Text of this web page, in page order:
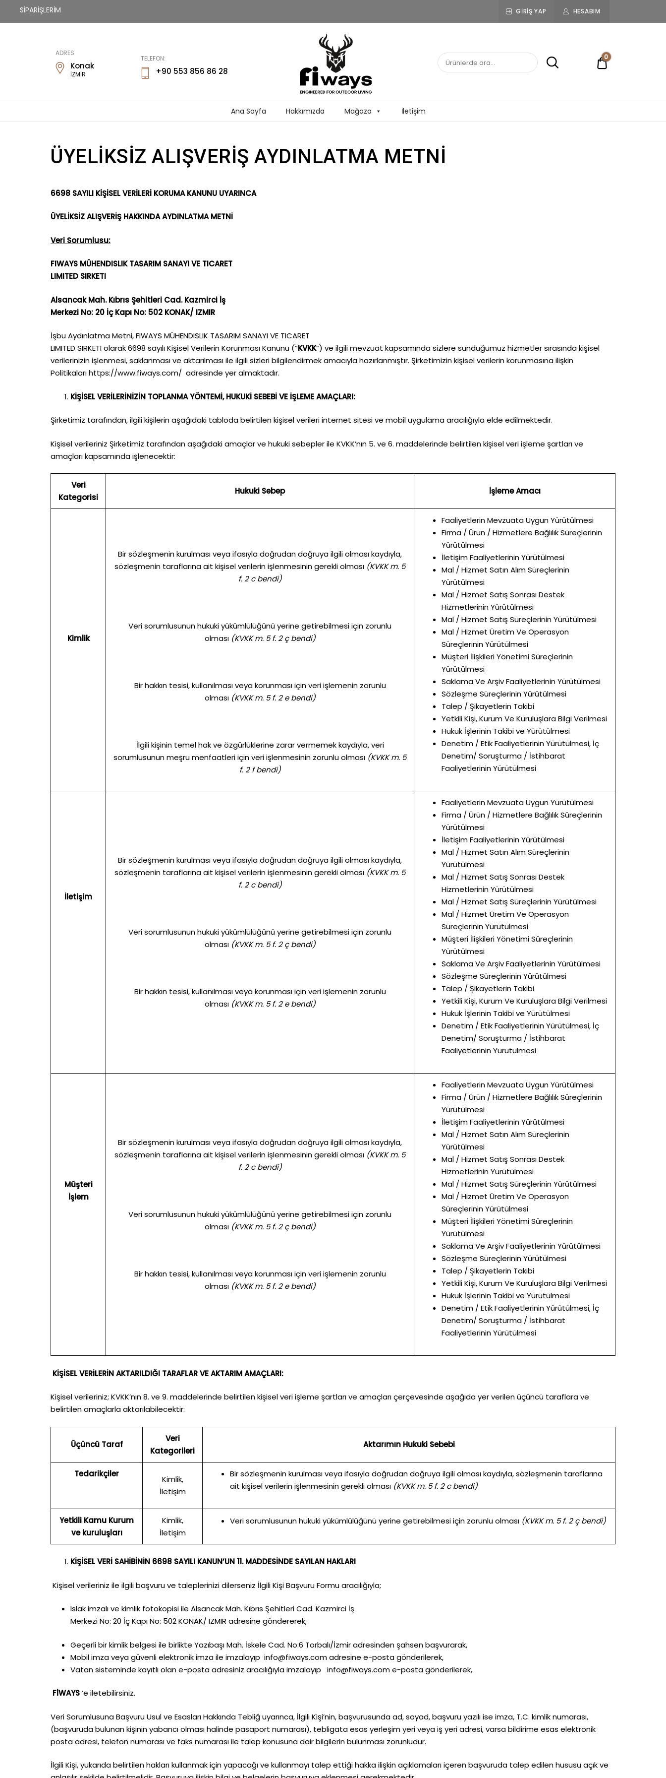
SİPARİŞLERİM GIRIŞ YAP HESABIM
ADRES
Konak
İZMİR
TELEFON:
+90 553 856 86 28
0,00 ₺
0
Ana Sayfa Hakkımızda Mağaza İletişim
ÜYELİKSİZ ALIŞVERİŞ AYDINLATMA METNİ
6698 SAYILI KİŞİSEL VERİLERİ KORUMA KANUNU UYARINCA
ÜYELİKSİZ ALIŞVERİŞ HAKKINDA AYDINLATMA METNİ
Veri Sorumlusu:
FIWAYS MÜHENDISLIK TASARIM SANAYI VE TICARET
LIMITED SIRKETI
Alsancak Mah. Kıbrıs Şehitleri Cad. Kazmirci İş
Merkezi No: 20 İç Kapı No: 502 KONAK/ IZMIR
İşbu Aydınlatma Metni, FIWAYS MÜHENDISLIK TASARIM SANAYI VE TICARET
LIMITED SIRKETI olarak 6698 sayılı Kişisel Verilerin Korunması Kanunu (“KVKK”) ve ilgili mevzuat kapsamında sizlere sunduğumuz hizmetler sırasında kişisel
verilerinizin işlenmesi, saklanması ve aktarılması ile ilgili sizleri bilgilendirmek amacıyla hazırlanmıştır. Şirketimizin kişisel verilerin korunmasına ilişkin
Politikalarıhttps://www.fiways.com/ adresinde yer almaktadır.
KİŞİSEL VERİLERİNİZİN TOPLANMA YÖNTEMİ, HUKUKİ SEBEBİ VE İŞLEME AMAÇLARI:
Şirketimiz tarafından, ilgili kişilerin aşağıdaki tabloda belirtilen kişisel verileri internet sitesi ve mobil uygulama aracılığıyla elde edilmektedir.
Kişisel verileriniz Şirketimiz tarafından aşağıdaki amaçlar ve hukuki sebepler ile KVKK’nın 5. ve 6. maddelerinde belirtilen kişisel veri işleme şartları ve
amaçları kapsamında işlenecektir:
Veri
Kategorisi
Hukuki Sebep İşleme Amacı
Kimlik
Bir sözleşmenin kurulması veya ifasıyla doğrudan doğruya ilgili olması kaydıyla,
sözleşmenin taraflarına ait kişisel verilerin işlenmesinin gerekli olması (KVKK m. 5
f. 2 c bendi)
Veri sorumlusunun hukuki yükümlülüğünü yerine getirebilmesi için zorunlu
olması(KVKK m. 5 f. 2 ç bendi)
Bir hakkın tesisi, kullanılması veya korunması için veri işlemenin zorunlu
olması(KVKK m. 5 f. 2 e bendi)
İlgili kişinin temel hak ve özgürlüklerine zarar vermemek kaydıyla, veri
sorumlusunun meşru menfaatleri için veri işlenmesinin zorunlu olması (KVKK m. 5
f. 2 f bendi)
Faaliyetlerin Mevzuata Uygun Yürütülmesi
Firma / Ürün / Hizmetlere Bağlılık Süreçlerinin
Yürütülmesi
İletişim Faaliyetlerinin Yürütülmesi
Mal / Hizmet Satın Alım Süreçlerinin
Yürütülmesi
Mal / Hizmet Satış Sonrası Destek
Hizmetlerinin Yürütülmesi
Mal / Hizmet Satış Süreçlerinin Yürütülmesi
Mal / Hizmet Üretim Ve Operasyon
Süreçlerinin Yürütülmesi
Müşteri İlişkileri Yönetimi Süreçlerinin
Yürütülmesi
Saklama Ve Arşiv Faaliyetlerinin Yürütülmesi
Sözleşme Süreçlerinin Yürütülmesi
Talep / Şikayetlerin Takibi
Yetkili Kişi, Kurum Ve Kuruluşlara Bilgi Verilmesi
Hukuk İşlerinin Takibi ve Yürütülmesi
Denetim / Etik Faaliyetlerinin Yürütülmesi, İç
Denetim/ Soruşturma / İstihbarat
Faaliyetlerinin Yürütülmesi
İletişim
Bir sözleşmenin kurulması veya ifasıyla doğrudan doğruya ilgili olması kaydıyla,
sözleşmenin taraflarına ait kişisel verilerin işlenmesinin gerekli olması (KVKK m. 5
f. 2 c bendi)
Veri sorumlusunun hukuki yükümlülüğünü yerine getirebilmesi için zorunlu
olması(KVKK m. 5 f. 2 ç bendi)
Bir hakkın tesisi, kullanılması veya korunması için veri işlemenin zorunlu
olması(KVKK m. 5 f. 2 e bendi)
Faaliyetlerin Mevzuata Uygun Yürütülmesi
Firma / Ürün / Hizmetlere Bağlılık Süreçlerinin
Yürütülmesi
İletişim Faaliyetlerinin Yürütülmesi
Mal / Hizmet Satın Alım Süreçlerinin
Yürütülmesi
Mal / Hizmet Satış Sonrası Destek
Hizmetlerinin Yürütülmesi
Mal / Hizmet Satış Süreçlerinin Yürütülmesi
Mal / Hizmet Üretim Ve Operasyon
Süreçlerinin Yürütülmesi
Müşteri İlişkileri Yönetimi Süreçlerinin
Yürütülmesi
Saklama Ve Arşiv Faaliyetlerinin Yürütülmesi
Sözleşme Süreçlerinin Yürütülmesi
Talep / Şikayetlerin Takibi
Yetkili Kişi, Kurum Ve Kuruluşlara Bilgi Verilmesi
Hukuk İşlerinin Takibi ve Yürütülmesi
Denetim / Etik Faaliyetlerinin Yürütülmesi, İç
Denetim/ Soruşturma / İstihbarat
Faaliyetlerinin Yürütülmesi
Müşteri
İşlem
Bir sözleşmenin kurulması veya ifasıyla doğrudan doğruya ilgili olması kaydıyla,
sözleşmenin taraflarına ait kişisel verilerin işlenmesinin gerekli olması (KVKK m. 5
f. 2 c bendi)
Veri sorumlusunun hukuki yükümlülüğünü yerine getirebilmesi için zorunlu
olması(KVKK m. 5 f. 2 ç bendi)
Bir hakkın tesisi, kullanılması veya korunması için veri işlemenin zorunlu
olması(KVKK m. 5 f. 2 e bendi)
Faaliyetlerin Mevzuata Uygun Yürütülmesi
Firma / Ürün / Hizmetlere Bağlılık Süreçlerinin
Yürütülmesi
İletişim Faaliyetlerinin Yürütülmesi
Mal / Hizmet Satın Alım Süreçlerinin
Yürütülmesi
Mal / Hizmet Satış Sonrası Destek
Hizmetlerinin Yürütülmesi
Mal / Hizmet Satış Süreçlerinin Yürütülmesi
Mal / Hizmet Üretim Ve Operasyon
Süreçlerinin Yürütülmesi
Müşteri İlişkileri Yönetimi Süreçlerinin
Yürütülmesi
Saklama Ve Arşiv Faaliyetlerinin Yürütülmesi
Sözleşme Süreçlerinin Yürütülmesi
Talep / Şikayetlerin Takibi
Yetkili Kişi, Kurum Ve Kuruluşlara Bilgi Verilmesi
Hukuk İşlerinin Takibi ve Yürütülmesi
Denetim / Etik Faaliyetlerinin Yürütülmesi, İç
Denetim/ Soruşturma / İstihbarat
Faaliyetlerinin Yürütülmesi
KİŞİSEL VERİLERİN AKTARILDIĞI TARAFLAR VE AKTARIM AMAÇLARI:
Kişisel verileriniz; KVKK’nın 8. ve 9. maddelerinde belirtilen kişisel veri işleme şartları ve amaçları çerçevesinde aşağıda yer verilen üçüncü taraflara ve
belirtilen amaçlarla aktarılabilecektir:
Üçüncü Taraf
Veri
Kategorileri
Aktarımın Hukuki Sebebi
Tedarikçiler
Kimlik,
İletişim
Bir sözleşmenin kurulması veya ifasıyla doğrudan doğruya ilgili olması kaydıyla, sözleşmenin taraflarına
ait kişisel verilerin işlenmesinin gerekli olması (KVKK m. 5 f. 2 c bendi)
Yetkili Kamu Kurum
ve kuruluşları
Kimlik,
İletişim
Veri sorumlusunun hukuki yükümlülüğünü yerine getirebilmesi için zorunlu olması (KVKK m. 5 f. 2 ç bendi)
KİŞİSEL VERİ SAHİBİNİN 6698 SAYILI KANUN’UN 11. MADDESİNDE SAYILAN HAKLARI
Kişisel verileriniz ile ilgili başvuru ve taleplerinizi dilerseniz İlgili Kişi Başvuru Formu aracılığıyla;
Islak imzalı ve kimlik fotokopisi ile Alsancak Mah. Kıbrıs Şehitleri Cad. Kazmirci İş
Merkezi No: 20 İç Kapı No: 502 KONAK/ IZMIR adresine göndererek,
Geçerli bir kimlik belgesi ile birlikte Yazıbaşı Mah. İskele Cad. No:6 Torbalı/İzmir adresinden şahsen başvurarak,
Mobil imza veya güvenli elektronik imza ile imzalayıp info@fiways.comadresine e-posta gönderilerek,
Vatan sisteminde kayıtlı olan e-posta adresiniz aracılığıyla imzalayıp info@fiways.come-posta gönderilerek,
FİWAYS’e iletebilirsiniz.
Veri Sorumlusuna Başvuru Usul ve Esasları Hakkında Tebliğ uyarınca, İlgili Kişi’nin, başvurusunda ad, soyad, başvuru yazılı ise imza, T.C. kimlik numarası,
(başvuruda bulunan kişinin yabancı olması halinde pasaport numarası), tebligata esas yerleşim yeri veya iş yeri adresi, varsa bildirime esas elektronik
posta adresi, telefon numarası ve faks numarası ile talep konusuna dair bilgilerin bulunması zorunludur.
İlgili Kişi, yukarıda belirtilen hakları kullanmak için yapacağı ve kullanmayı talep ettiği hakka ilişkin açıklamaları içeren başvuruda talep edilen hususu açık ve